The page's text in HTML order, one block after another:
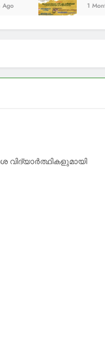
സർവകലാശാല
1 Month Ago
വിദ്യാർത്ഥികളുമായി